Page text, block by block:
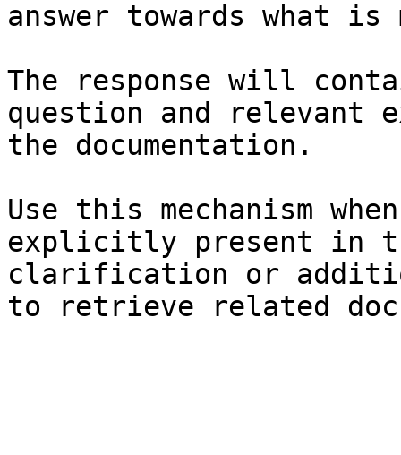
answer towards what
The response will
question and relevant
the documentation.
Use this mechanism
explicitly present in
clarification or